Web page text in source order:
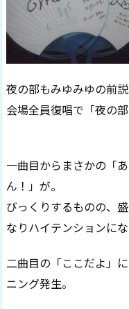
夜の部もみゆみゆの前説
会場全員復唱で「夜の
一曲目からまさかの「
ん！」が。
びっくりするものの、
なりハイテンションにな
二曲目の「ここだよ」
ニング発生。